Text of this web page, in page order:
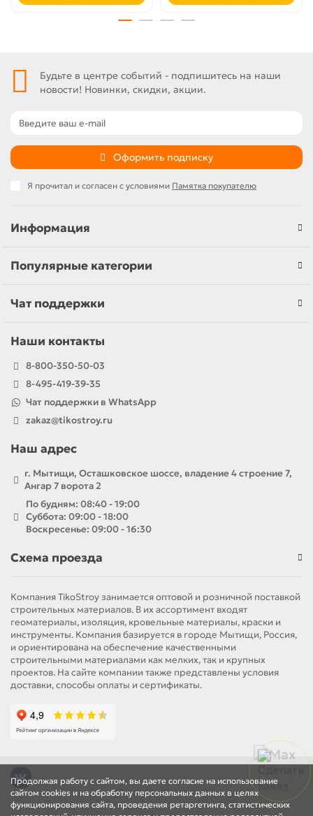
Продолжая работу с сайтом, вы даете согласие на использование
сайтом cookies и на обработку персональных данных в целях
функционирования сайта, проведения ретаргетинга, статистических
Будьте в центре событий - подпишитесь на наши
новости! Новинки, скидки, акции.
Оформить подписку
Я прочитал и согласен с условиями Памятка покупателю
Информация
Популярные категории
Чат поддержки
Наши контакты
8-800-350-50-03
8-495-419-39-35
Чат поддержки в WhatsApp
zakaz@tikostroy.ru
Наш адрес
г. Мытищи, Осташковское шоссе, владение 4 строение 7,
Ангар 7 ворота 2
По будням: 08:40 - 19:00
Суббота: 09:00 - 18:00
Воскресенье: 09:00 - 16:30
Схема проезда
Компания TikoStroy занимается оптовой и розничной поставкой
строительных материалов. В их ассортимент входят
геоматериалы, изоляция, кровельные материалы, краски и
инструменты. Компания базируется в городе Мытищи, Россия,
и ориентирована на обеспечение качественными
строительными материалами как мелких, так и крупных
проектов. На сайте компании также представлены условия
доставки, способы оплаты и сертификаты.